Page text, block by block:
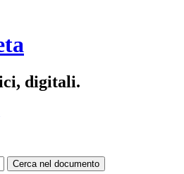
digitali.
Cerca nel documento